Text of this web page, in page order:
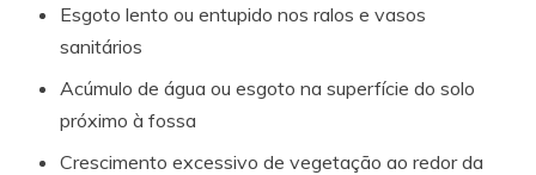
Esgoto lento ou entupido nos ralos e vasos
sanitários
Acúmulo de água ou esgoto na superfície do solo
próximo à fossa
Crescimento excessivo de vegetação ao redor da